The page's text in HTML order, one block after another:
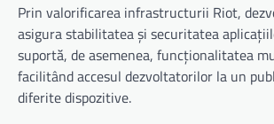
Prin valorificarea infrastructurii Riot,
asigura stabilitatea și securitatea
suportă, de asemenea, funcționalitatea
facilitând accesul dezvoltatorilor la un
diferite dispozitive.